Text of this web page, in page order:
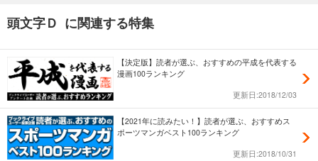
頭文字Ｄ に関連する特集
【決定版】読者が選ぶ、おすすめの平成を代表する
漫画100ランキング
更新日:2018/12/03
【2021年に読みたい！】読者が選ぶ、おすすめス
ポーツマンガベスト100ランキング
更新日:2018/10/31